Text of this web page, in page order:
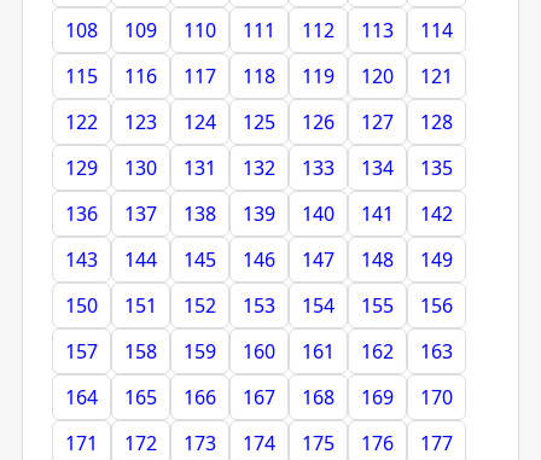
108
109 110 111 112 113
114
115
116 117 118 119 120
121
122
123 124 125 126 127
128
129
130 131 132 133 134
135
136
137 138 139 140 141
142
143
144 145 146 147 148
149
150
151 152 153 154 155
156
157
158 159 160 161 162
163
164
165 166 167 168 169
170
171
172 173 174 175 176
177